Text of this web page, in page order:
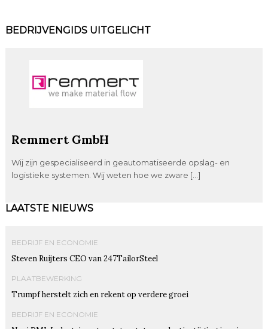
BEDRIJVENGIDS UITGELICHT
Remmert GmbH
Wij zijn gespecialiseerd in geautomatiseerde opslag- en
logistieke systemen. Wij weten hoe we zware […]
LAATSTE NIEUWS
BEDRIJF EN ECONOMIE
Steven Ruijters CEO van 247TailorSteel
PLAATBEWERKING
Trumpf herstelt zich en rekent op verdere groei
BEDRIJF EN ECONOMIE